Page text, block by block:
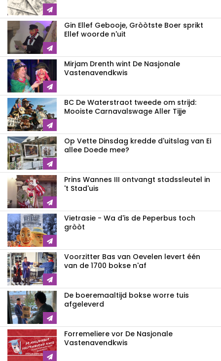
Gin Ellef Gebooje, Gròòtste Boer sprikt
Ellef woorde n'uit
Mirjam Drenth wint De Nasjonale
Vastenavendkwis
BC De Waterstraot tweede om strijd:
Mooiste Carnavalswage Aller Tijje
Op Vette Dinsdag kredde d'uitslag van Ei
allee Doede mee?
Prins Wannes III ontvangt stadssleutel in
't Stad'uis
Vietrasie - Wa d'is de Peperbus toch
gròòt
Voorzitter Bas van Oevelen levert één
van de 1700 bokse n'af
De boeremaaltijd bokse worre tuis
afgeleverd
Forremeliere vor De Nasjonale
Vastenavendkwis